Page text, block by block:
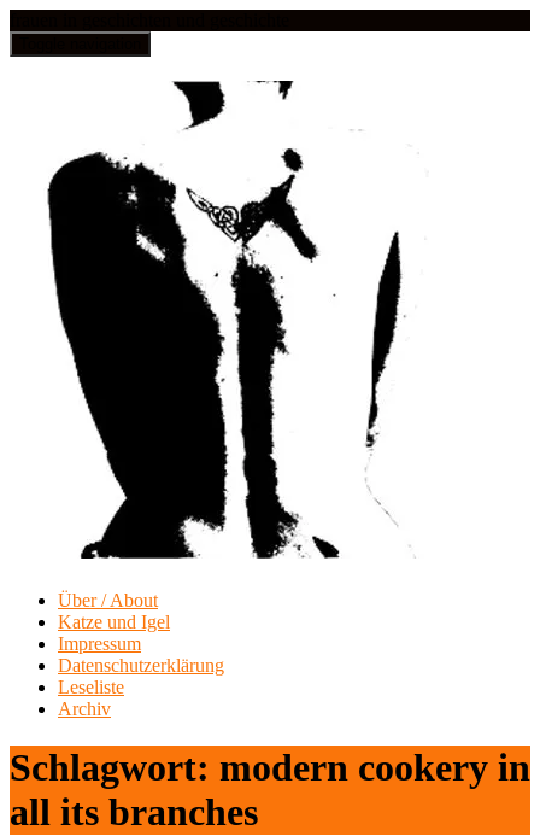
Über / About
Katze und Igel
Impressum
Datenschutzerklärung
Leseliste
Archiv
Schlagwort: modern cookery in
all its branches